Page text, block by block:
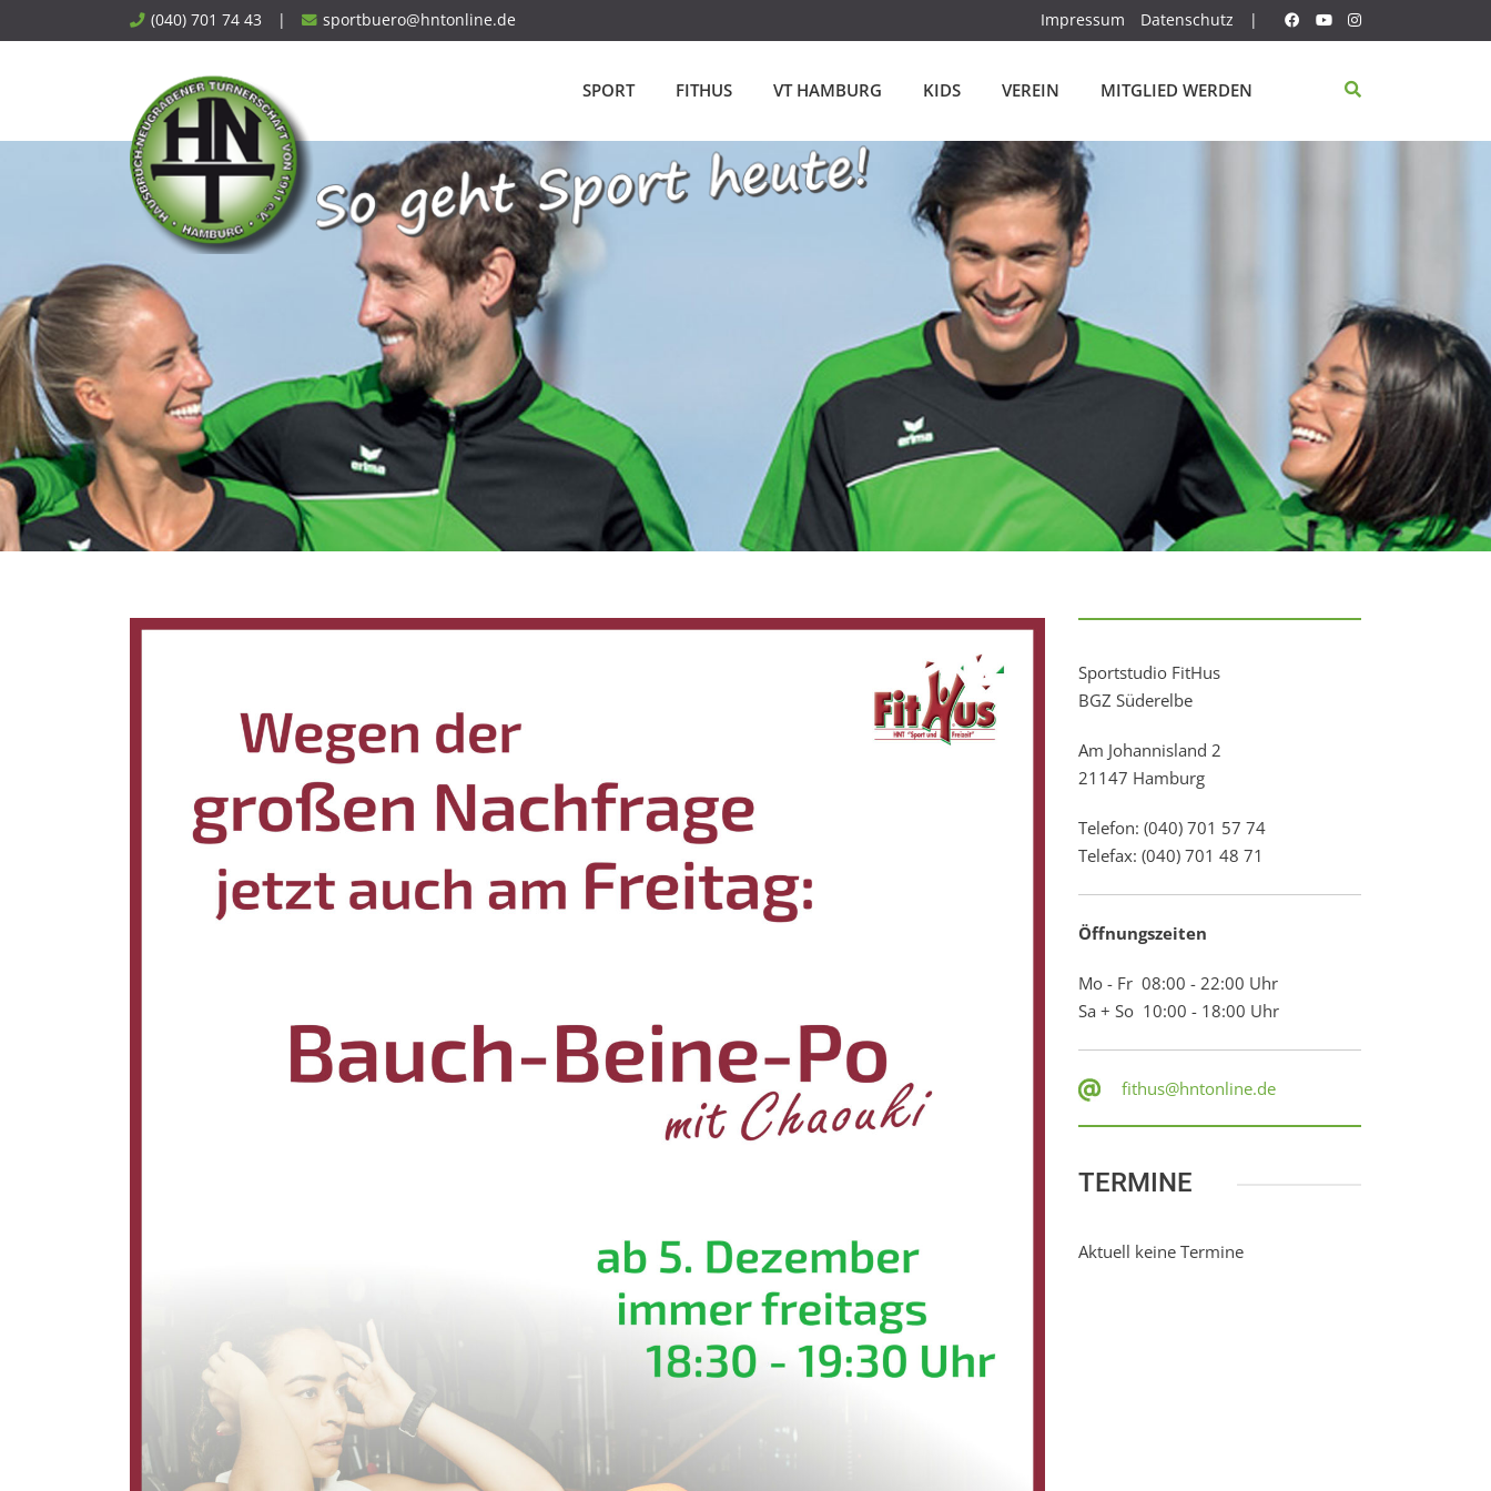
to
(040) 701 74 43 | sportbuero@hntonline.de Impressum Datenschutz |
SPORT FITHUS VT HAMBURG KIDS VEREIN MITGLIED WERDEN
Sportstudio FitHus
BGZ Süderelbe
Am Johannisland 2
21147 Hamburg
Telefon: (040) 701 57 74
Telefax: (040) 701 48 71
Öffnungszeiten
Mo - Fr 08:00 - 22:00 Uhr
Sa + So 10:00 - 18:00 Uhr
fithus@hntonline.de
TERMINE
Aktuell keine Termine